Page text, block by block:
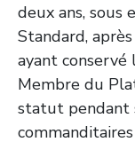
deux ans, sous
Standard,
ayant
Membre du
statut pendant